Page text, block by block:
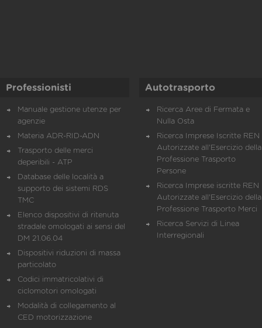
Professionisti
Manuale gestione utenze per
agenzie
Materia ADR-RID-ADN
Trasporto delle merci
deperibili - ATP
Database delle località a
supporto dei sistemi RDS
TMC
Elenco dispositivi di ritenuta
stradale omologati ai sensi del
DM 21.06.04
Dispositivi riduzioni di massa
particolato
Codici immatricolativi di
ciclomotori omologati
Modalità di collegamento al
CED motorizzazione
Autotrasporto
Ricerca Aree di Fermata e
Nulla Osta
Ricerca Imprese Iscritte REN
Autorizzate all'Esercizio della
Professione Trasporto
Persone
Ricerca Imprese iscritte REN
Autorizzate all'Esercizio della
Professione Trasporto Merci
Ricerca Servizi di Linea
Interregionali